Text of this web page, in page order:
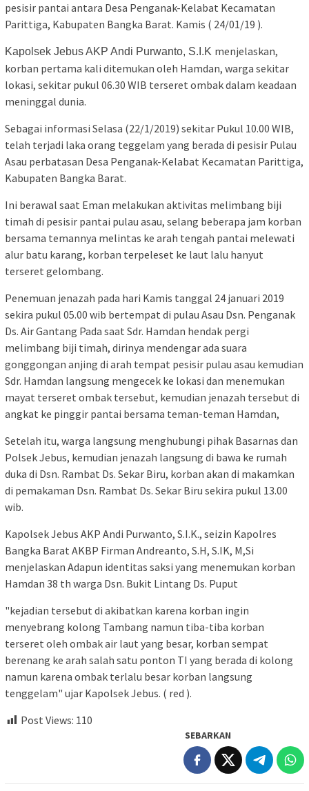
pesisir pantai antara Desa Penganak-Kelabat Kecamatan
Parittiga, Kabupaten Bangka Barat. Kamis ( 24/01/19 ).
Kapolsek Jebus AKP Andi Purwanto, S.I.K menjelaskan,
korban pertama kali ditemukan oleh Hamdan, warga sekitar
lokasi, sekitar pukul 06.30 WIB terseret ombak dalam keadaan
meninggal dunia.
Sebagai informasi Selasa (22/1/2019) sekitar Pukul 10.00 WIB,
telah terjadi laka orang teggelam yang berada di pesisir Pulau
Asau perbatasan Desa Penganak-Kelabat Kecamatan Parittiga,
Kabupaten Bangka Barat.
Ini berawal saat Eman melakukan aktivitas melimbang biji
timah di pesisir pantai pulau asau, selang beberapa jam korban
bersama temannya melintas ke arah tengah pantai melewati
alur batu karang, korban terpeleset ke laut lalu hanyut
terseret gelombang.
Penemuan jenazah pada hari Kamis tanggal 24 januari 2019
sekira pukul 05.00 wib bertempat di pulau Asau Dsn. Penganak
Ds. Air Gantang Pada saat Sdr. Hamdan hendak pergi
melimbang biji timah, dirinya mendengar ada suara
gonggongan anjing di arah tempat pesisir pulau asau kemudian
Sdr. Hamdan langsung mengecek ke lokasi dan menemukan
mayat terseret ombak tersebut, kemudian jenazah tersebut di
angkat ke pinggir pantai bersama teman-teman Hamdan,
Setelah itu, warga langsung menghubungi pihak Basarnas dan
Polsek Jebus, kemudian jenazah langsung di bawa ke rumah
duka di Dsn. Rambat Ds. Sekar Biru, korban akan di makamkan
di pemakaman Dsn. Rambat Ds. Sekar Biru sekira pukul 13.00
wib.
Kapolsek Jebus AKP Andi Purwanto, S.I.K., seizin Kapolres
Bangka Barat AKBP Firman Andreanto, S.H, S.IK, M,Si
menjelaskan Adapun identitas saksi yang menemukan korban
Hamdan 38 th warga Dsn. Bukit Lintang Ds. Puput
"kejadian tersebut di akibatkan karena korban ingin
menyebrang kolong Tambang namun tiba-tiba korban
terseret oleh ombak air laut yang besar, korban sempat
berenang ke arah salah satu ponton TI yang berada di kolong
namun karena ombak terlalu besar korban langsung
tenggelam" ujar Kapolsek Jebus. ( red ).
Post Views: 110
SEBARKAN